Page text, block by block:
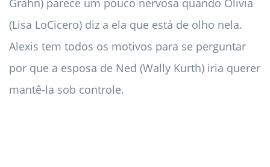
Grahn) parece um pouco nervosa quando Olivia
(Lisa LoCicero) diz a ela que está de olho nela.
Alexis tem todos os motivos para se perguntar
por que a esposa de Ned (Wally Kurth) iria querer
mantê-la sob controle.